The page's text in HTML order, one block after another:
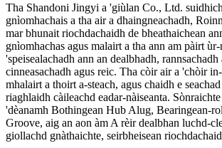
Tha Shandoni Jingyi a 'giùlan Co., Ltd.
gnìomhachais a tha air a dhaingneachadh,
mar bhunait riochdachaidh de bheathaichean
gnìomhachas agus malairt a tha ann am pàirt ùr-
'speisealachadh ann an dealbhadh, rannsachadh
cinneasachadh agus reic. Tha còir air a 'chòir
mhalairt a thoirt a-steach, agus chaidh e
riaghlaidh càileachd eadar-nàiseanta.
'dèanamh Bothingean Hub Alug, Bearingean-
Groove, aig an aon àm A rèir dealbhan luchd-
giollachd gnàthaichte, seirbheisean